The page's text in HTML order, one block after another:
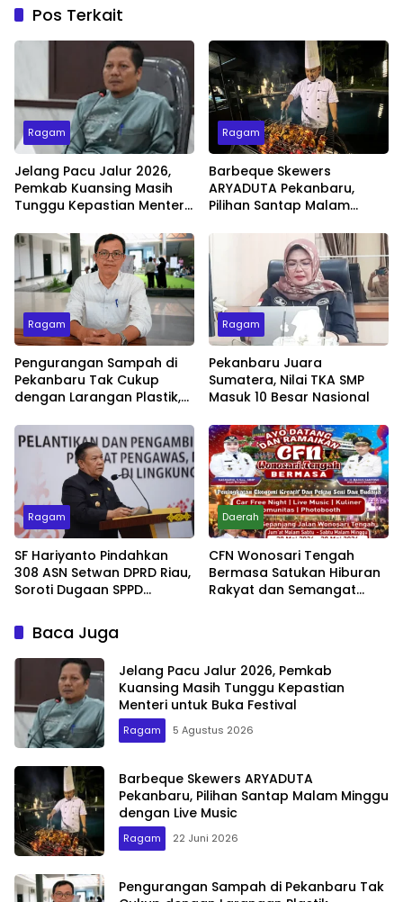
Pos Terkait
Ragam
Jelang Pacu Jalur 2026,
Pemkab Kuansing Masih
Tunggu Kepastian Menteri
Ragam
Barbeque Skewers
ARYADUTA Pekanbaru,
Pilihan Santap Malam
Ragam
Pengurangan Sampah di
Pekanbaru Tak Cukup
dengan Larangan Plastik,
Jadi Penentu
Ragam
Pekanbaru Juara
Sumatera, Nilai TKA SMP
Masuk 10 Besar Nasional
Ragam
SF Hariyanto Pindahkan
308 ASN Setwan DPRD Riau,
Soroti Dugaan SPPD
Daerah
CFN Wonosari Tengah
Bermasa Satukan Hiburan
Rakyat dan Semangat
Baca Juga
Jelang Pacu Jalur 2026, Pemkab
Kuansing Masih Tunggu Kepastian
Menteri untuk Buka Festival
Ragam 5 Agustus 2026
Barbeque Skewers ARYADUTA
Pekanbaru, Pilihan Santap Malam Minggu
dengan Live Music
Ragam 22 Juni 2026
Pengurangan Sampah di Pekanbaru Tak